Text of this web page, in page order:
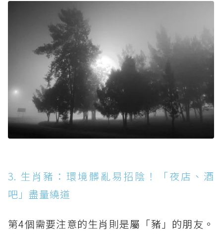
3. 生肖豬：環境髒亂易招陰！「夜店、酒
吧」盡量繞道
第4個需要注意的生肖則是屬「豬」的朋友。